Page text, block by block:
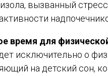
вызванный
время для
исключительно о
на детский сон,